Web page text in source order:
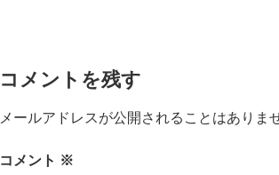
コメントを残す
メールアドレスが公開されることはありま
コメント ※